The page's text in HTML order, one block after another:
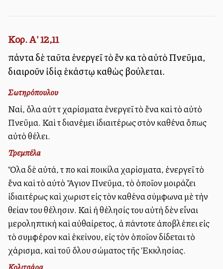
Κορ. Α' 12,11
πάντα δὲ ταῦτα ἐνεργεῖ τὸ ἓν καὶ τὸ αὐτὸ Πνεῦμα,
διαιροῦν ἰδίᾳ ἑκάστῳ καθὼς βούλεται.
Σωτηρόπουλου
Ναί, ὅλα αὐτὰ τὰ χαρίσματα ἐνεργεῖ τὸ ἕνα καὶ τὸ αὐτὸ
Πνεῦμα. Καὶ τὰ διανέμει ἰδιαιτέρως στὸν καθένα ὅπως
αὐτὸ θέλει.
Τρεμπέλα
Ὅλα δὲ αὐτά, τὰ πολλὰ καὶ ποικίλα χαρίσματα, ἐνεργεῖ τὸ
ἕνα καὶ τὸ αὐτὸ Ἅγιον Πνεῦμα, τὸ ὁποῖον μοιράζει
ἰδιαιτέρως καὶ χωριστὰ εἰς τὸν καθένα σύμφωνα μὲ τὴν
θείαν του θέλησιν. Καὶ ἡ θέλησίς του αὐτὴ δὲν εἶναι
μεροληπτικὴ καὶ αὐθαίρετος, ἀλλὰ πάντοτε ἀποβλέπει εἰς
τὸ συμφέρον καὶ ἐκείνου, εἰς τὸν ὁποῖον δίδεται τὸ
χάρισμα, καὶ τοῦ ὅλου σώματος τῆς Ἐκκλησίας.